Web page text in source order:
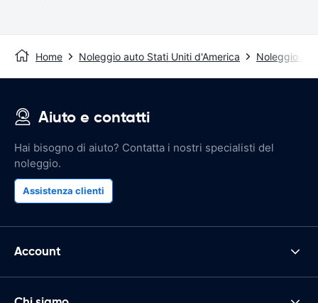
Home Noleggio auto Stati Uniti d'America Noleggio
Aiuto e contatti
Hai bisogno di aiuto? Contatta i nostri specialisti del
noleggio.
Assistenza clienti
Account